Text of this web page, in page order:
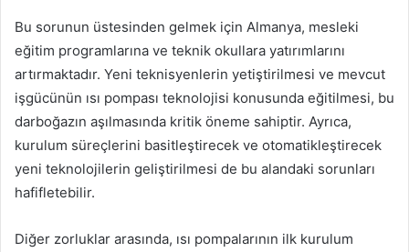
Bu sorunun üstesinden gelmek için Almanya, mesleki
eğitim programlarına ve teknik okullara yatırımlarını
artırmaktadır. Yeni teknisyenlerin yetiştirilmesi ve mevcut
işgücünün ısı pompası teknolojisi konusunda eğitilmesi, bu
darboğazın aşılmasında kritik öneme sahiptir. Ayrıca,
kurulum süreçlerini basitleştirecek ve otomatikleştirecek
yeni teknolojilerin geliştirilmesi de bu alandaki sorunları
hafifletebilir.
Diğer zorluklar arasında, ısı pompalarının ilk kurulum